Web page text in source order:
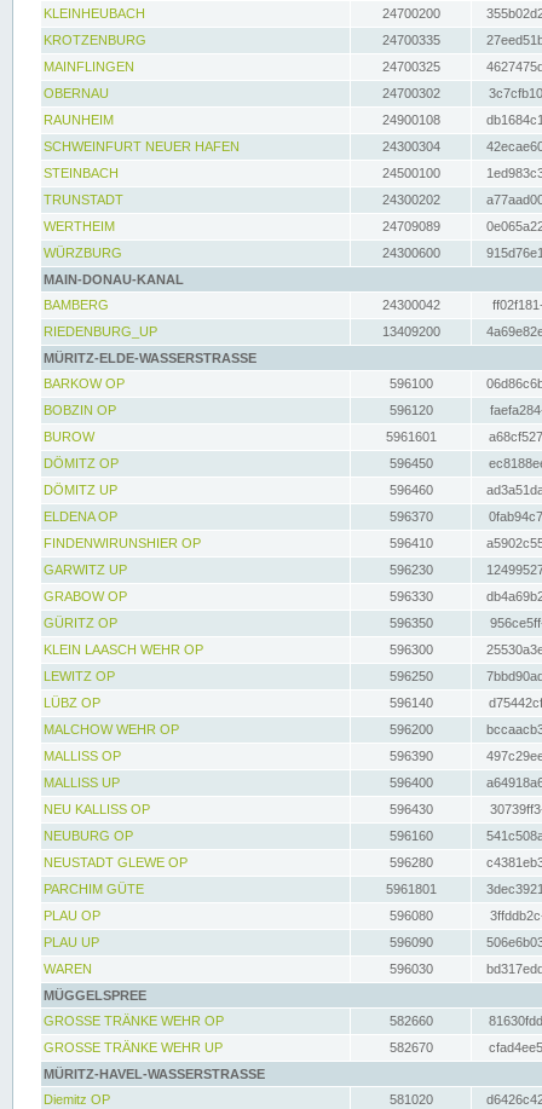
KLEINHEUBACH 24700200
KROTZENBURG
24700335
MAINFLINGEN
24700325
OBERNAU
24700302
RAUNHEIM
24900108
SCHWEINFURT NEUER HAFEN
24300304
STEINBACH
24500100
TRUNSTADT
24300202
WERTHEIM
24709089
WÜRZBURG
24300600
MAIN-DONAU-KANAL
BAMBERG
24300042
RIEDENBURG_UP
13409200
MÜRITZ-ELDE-WASSERSTRASSE
BARKOW OP
596100
BOBZIN OP
596120
BUROW
5961601
DÖMITZ OP
596450
DÖMITZ UP
596460
ELDENA OP
596370
FINDENWIRUNSHIER OP
596410
GARWITZ UP
596230
GRABOW OP
596330
GÜRITZ OP
596350
KLEIN LAASCH WEHR OP
596300
LEWITZ OP
596250
LÜBZ OP
596140
MALCHOW WEHR OP
596200
MALLISS OP
596390
MALLISS UP
596400
NEU KALLISS OP
596430
NEUBURG OP
596160
NEUSTADT GLEWE OP
596280
PARCHIM GÜTE
5961801
PLAU OP
596080
PLAU UP
596090
WAREN
596030
MÜGGELSPREE
GROSSE TRÄNKE WEHR OP
582660
GROSSE TRÄNKE WEHR UP
582670
MÜRITZ-HAVEL-WASSERSTRASSE
Diemitz OP
581020